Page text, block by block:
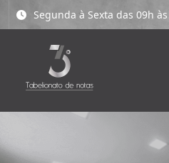
Segunda à Sexta das 09h